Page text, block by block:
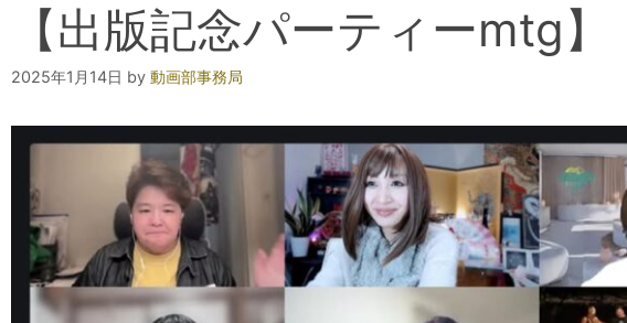
【出版記念パーティーmtg】
2025年1月14日 by 動画部事務局